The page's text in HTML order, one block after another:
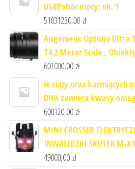
USBPobór mocy: ok. 1
51031230,00 zł
Angenieux Optimo Ultra
T4.2 Meter Scale ,
601000,00 zł
w ciąży oraz karmiących
DHA zawiera kwasy
600120,00 zł
MINI CROSSER
INWALIDZKI SKUTER M-
49000,00 zł